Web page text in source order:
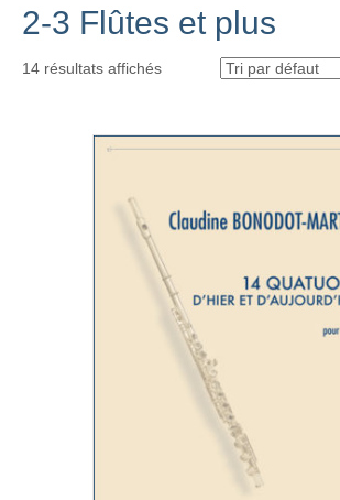
2-3 Flûtes et plus
14 résultats affichés